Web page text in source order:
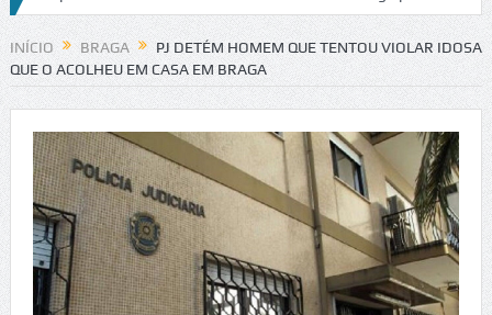
INÍCIO BRAGA
PJ DETÉM HOMEM QUE TENTOU VIOLAR IDOSA
QUE O ACOLHEU EM CASA EM BRAGA